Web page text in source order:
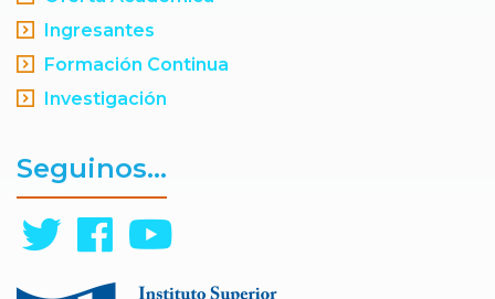
Ingresantes
Formación Continua
Investigación
Seguinos...